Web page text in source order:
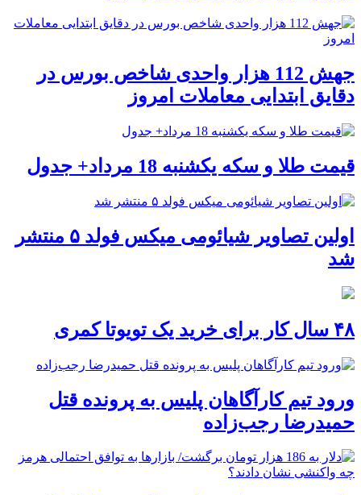
جهش 112 هزار واحدی شاخص بورس در
دقایق ابتدایی معاملات امروز
قیمت طلا و سکه یکشنبه 18 مرداد+ جدول
اولین تصاویر شیائومی میکس فولد ۵ منتشر
شد
۴۸ سال کار برای خرید یک تویوتا کمری
ورود تیم کارآگاهان پلیس به پرونده قتل
حمیدرضا رجب‌زاده